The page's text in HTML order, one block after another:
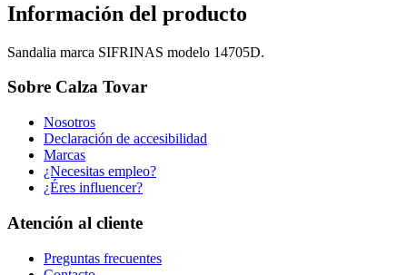
Información del producto
Sandalia marca SIFRINAS modelo 14705D.
Sobre Calza Tovar
Nosotros
Declaración de accesibilidad
Marcas
¿Necesitas empleo?
¿Éres influencer?
Atención al cliente
Preguntas frecuentes